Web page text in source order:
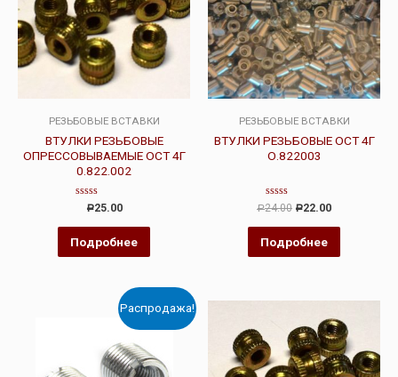
РЕЗЬБОВЫЕ ВСТАВКИ
ВТУЛКИ РЕЗЬБОВЫЕ
ОПРЕССОВЫВАЕМЫЕ ОСТ 4Г
0.822.002
Оценка
из
Р25.00
Подробнее
РЕЗЬБОВЫЕ ВСТАВКИ
ВТУЛКИ РЕЗЬБОВЫЕ ОСТ 4Г
О.822003
Оценка
из
Р24.00 Р22.00
Подробнее
Распродажа!